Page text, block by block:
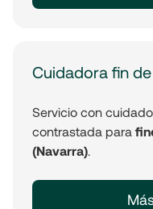
Cuidadora fin
Servicio con
contrastada para
(Navarra).